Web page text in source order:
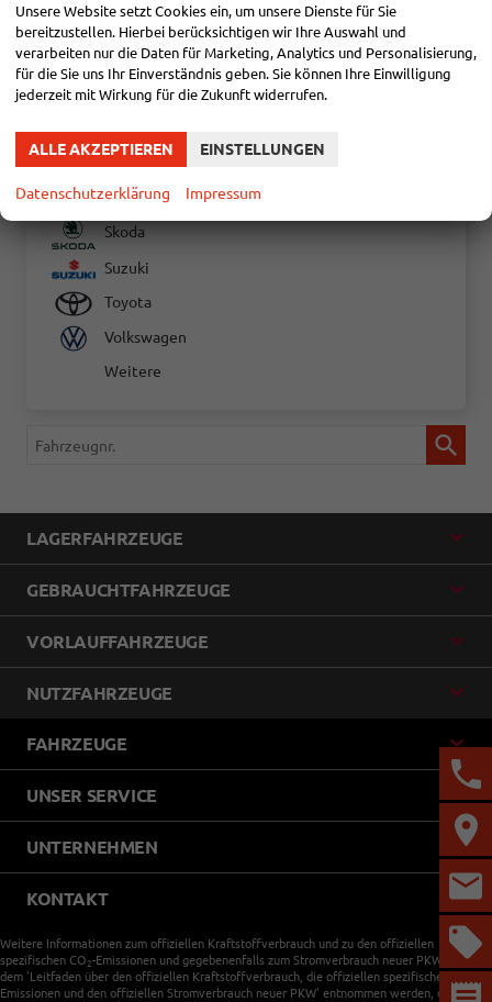
Mitsubishi
Nissan
Opel
Peugeot
Renault
SEAT
Skoda
Suzuki
Toyota
Volkswagen
Weitere
Fahrzeugnr.
LAGERFAHRZEUGE
GEBRAUCHTFAHRZEUGE
VORLAUFFAHRZEUGE
NUTZFAHRZEUGE
FAHRZEUGE
UNSER SERVICE
UNTERNEHMEN
KONTAKT
Weitere Informationen zum offiziellen Kraftstoffverbrauch und zu den offiziellen
spezifischen CO 2-Emissionen und gegebenenfalls zum Stromverbrauch neuer PKW können
dem 'Leitfaden über den offiziellen Kraftstoffverbrauch, die offiziellen spezifischen CO
Emissionen und den offiziellen Stromverbrauch neuer PKW' entnommen werden, der an
Unsere Website setzt Cookies ein, um unsere Dienste für Sie
bereitzustellen. Hierbei berücksichtigen wir Ihre Auswahl und
verarbeiten nur die Daten für Marketing, Analytics und Personalisierung,
für die Sie uns Ihr Einverständnis geben. Sie können Ihre Einwilligung
jederzeit mit Wirkung für die Zukunft widerrufen.
ALLE AKZEPTIEREN EINSTELLUNGEN
Datenschutzerklärung Impressum